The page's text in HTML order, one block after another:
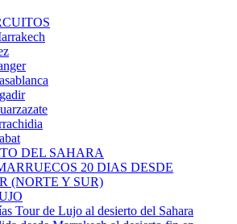
DEL SAHARA
20 DIAS DESDE
(NORTE Y SUR)
Tour de Lujo al desierto del Sahara